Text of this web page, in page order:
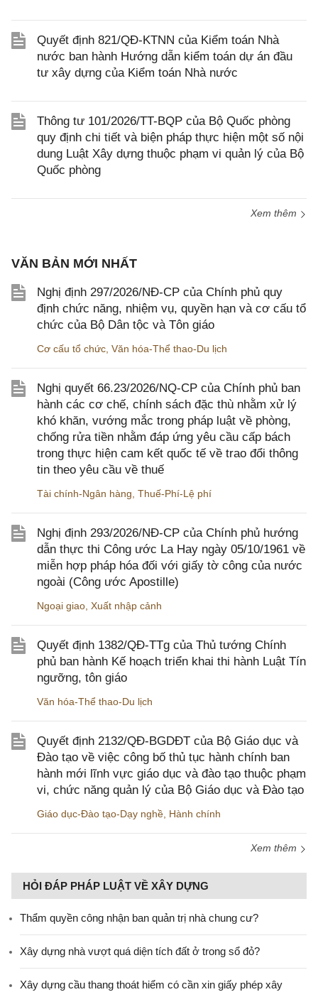
Quyết định 821/QĐ-KTNN của Kiểm toán Nhà
nước ban hành Hướng dẫn kiểm toán dự án đầu
tư xây dựng của Kiểm toán Nhà nước
Thông tư 101/2026/TT-BQP của Bộ Quốc phòng
quy định chi tiết và biện pháp thực hiện một số nội
dung Luật Xây dựng thuộc phạm vi quản lý của Bộ
Quốc phòng
Xem thêm
VĂN BẢN MỚI NHẤT
Nghị định 297/2026/NĐ-CP của Chính phủ quy
định chức năng, nhiệm vụ, quyền hạn và cơ cấu tổ
chức của Bộ Dân tộc và Tôn giáo
Cơ cấu tổ chức, Văn hóa-Thể thao-Du lịch
Nghị quyết 66.23/2026/NQ-CP của Chính phủ ban
hành các cơ chế, chính sách đặc thù nhằm xử lý
khó khăn, vướng mắc trong pháp luật về phòng,
chống rửa tiền nhằm đáp ứng yêu cầu cấp bách
trong thực hiện cam kết quốc tế về trao đổi thông
tin theo yêu cầu về thuế
Tài chính-Ngân hàng, Thuế-Phí-Lệ phí
Nghị định 293/2026/NĐ-CP của Chính phủ hướng
dẫn thực thi Công ước La Hay ngày 05/10/1961 về
miễn hợp pháp hóa đối với giấy tờ công của nước
ngoài (Công ước Apostille)
Ngoại giao, Xuất nhập cảnh
Quyết định 1382/QĐ-TTg của Thủ tướng Chính
phủ ban hành Kế hoạch triển khai thi hành Luật Tín
ngưỡng, tôn giáo
Văn hóa-Thể thao-Du lịch
Quyết định 2132/QĐ-BGDĐT của Bộ Giáo dục và
Đào tạo về việc công bố thủ tục hành chính ban
hành mới lĩnh vực giáo dục và đào tạo thuộc phạm
vi, chức năng quản lý của Bộ Giáo dục và Đào tạo
Giáo dục-Đào tạo-Dạy nghề, Hành chính
Xem thêm
HỎI ĐÁP PHÁP LUẬT VỀ XÂY DỰNG
Thẩm quyền công nhận ban quản trị nhà chung cư?
Xây dựng nhà vượt quá diện tích đất ở trong sổ đỏ?
Xây dựng cầu thang thoát hiểm có cần xin giấy phép xây